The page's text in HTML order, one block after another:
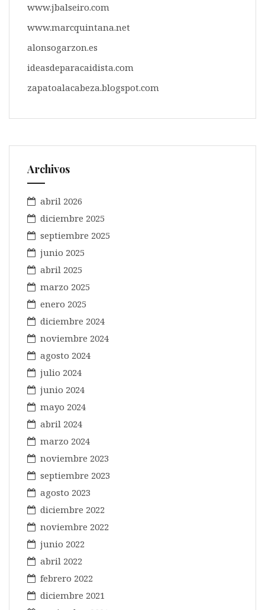
www.jbalseiro.com
www.marcquintana.net
alonsogarzon.es
ideasdeparacaidista.com
zapatoalacabeza.blogspot.com
Archivos
abril 2026
diciembre 2025
septiembre 2025
junio 2025
abril 2025
marzo 2025
enero 2025
diciembre 2024
noviembre 2024
agosto 2024
julio 2024
junio 2024
mayo 2024
abril 2024
marzo 2024
noviembre 2023
septiembre 2023
agosto 2023
diciembre 2022
noviembre 2022
junio 2022
abril 2022
febrero 2022
diciembre 2021